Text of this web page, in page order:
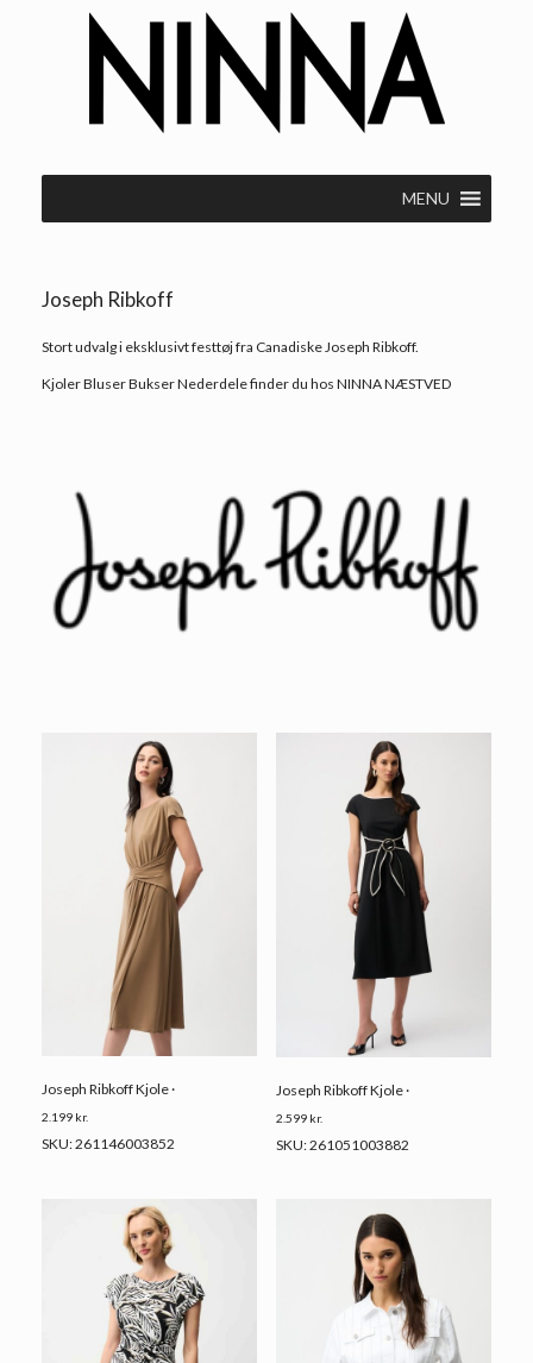
MENU
Joseph Ribkoff
Stort udvalg i eksklusivt festtøj fra Canadiske Joseph Ribkoff.
Kjoler Bluser Bukser Nederdele finder du hos NINNA NÆSTVED
Joseph Ribkoff Kjole ·
2.199 kr.
SKU: 261146003852
Joseph Ribkoff Kjole ·
2.599 kr.
SKU: 261051003882